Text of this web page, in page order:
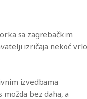
sa zagrebačkim
izričaja nekoć vrlo
izvedbama
možda bez daha, a